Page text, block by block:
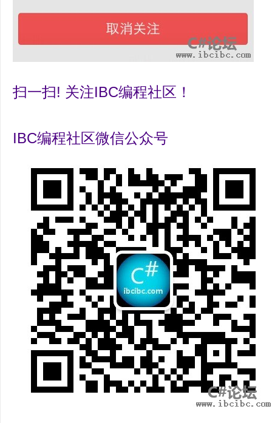
扫一扫! 关注IBC编程社区！
IBC编程社区微信公众号